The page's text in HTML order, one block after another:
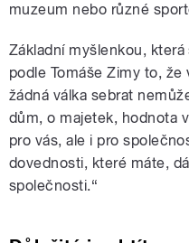
muzeum nebo různé
Základní myšlenkou,
podle Tomáše Zimy to,
žádná válka sebrat
dům, o majetek, hodnota
pro vás, ale i pro
dovednosti, které máte,
společnosti.“